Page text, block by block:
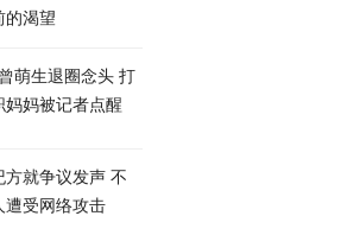
的渴望
萌生退圈念头 打
妈妈被记者点醒
方就争议发声 不
遭受网络攻击